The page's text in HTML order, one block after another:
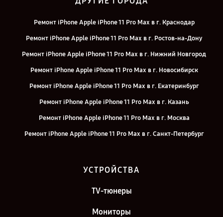
Ремонт iPhone Apple iPhone 11 Pro Max в г. Краснодар
Ремонт iPhone Apple iPhone 11 Pro Max в г. Ростов-на-Дону
Ремонт iPhone Apple iPhone 11 Pro Max в г. Нижний Новгород
Ремонт iPhone Apple iPhone 11 Pro Max в г. Новосибирск
Ремонт iPhone Apple iPhone 11 Pro Max в г. Екатеринбург
Ремонт iPhone Apple iPhone 11 Pro Max в г. Казань
Ремонт iPhone Apple iPhone 11 Pro Max в г. Москва
Ремонт iPhone Apple iPhone 11 Pro Max в г. Санкт-Петербург
УСТРОЙСТВА
TV-тюнеры
Мониторы